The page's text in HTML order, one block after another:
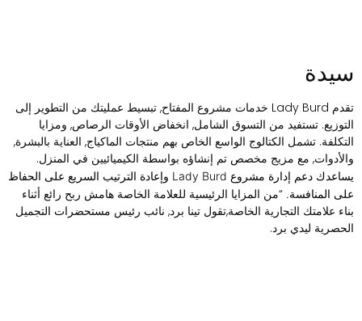
تقدم Lady Burd خدمات مشروع المفتاح, تبسيط عمليتك من التطوير إلى
تستفيد من التسوق الشامل, انخفاض الأوقات الرصاص, ومزايا
تشمل الكتالوج الواسع الخاص بهم منتجات الماكياج, العناية بالبشرة,
مع مزيج مخصص تم إنشاؤه بواسطة الكيميائيين في المنزل.
يساعدك دعم إدارة مشروع Lady Burd وإعادة الترتيب السريع على الحفاظ
المنافسة.“من المزايا الرئيسية للعلامة الخاصة هامش ربح رائع أثناء
علامتك التجارية الخاصة,تقول تينا برد, نائب رئيس مستحضرات التجميل
ليدي برد.